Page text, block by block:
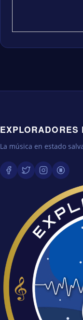
EXPLORADORES
La música en estado